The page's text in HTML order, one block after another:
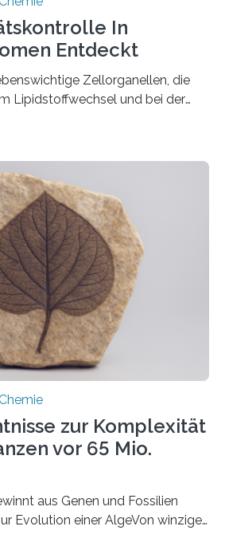
In
Entdeckt
Zellorganellen, die
Lipidstoffwechsel und bei der
zahlreiche Enzyme präzise in
Bochum um Prof. Dr. Ralf Erdmann
Yusuf hat nun einen bislang
des
in der Bäckerhefe
entdeckt, der für die
Organellen entscheidend ist. Die
Oktober 2025 in der
zur Komplexität
vor 65 Mio.
aus Genen und Fossilien
Evolution einer AlgeVon winzigen